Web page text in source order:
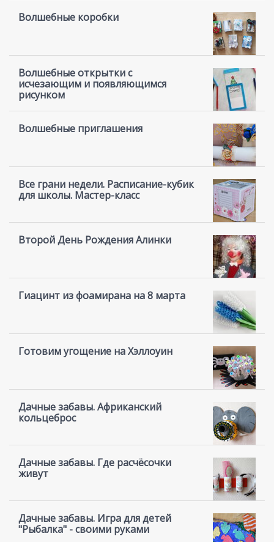
Волшебные коробки
Волшебные открытки с
исчезающим и появляющимся
рисунком
Волшебные приглашения
Все грани недели. Расписание-кубик
для школы. Мастер-класс
Второй День Рождения Алинки
Гиацинт из фоамирана на 8 марта
Готовим угощение на Хэллоуин
Дачные забавы. Африканский
кольцеброс
Дачные забавы. Где расчёсочки
живут
Дачные забавы. Игра для детей
"Рыбалка" - своими руками